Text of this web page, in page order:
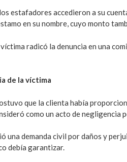
estafadores accedieron a su
en su nombre, cuyo monto
radicó la denuncia en una
de la víctima
que la clienta había
como un acto de negligencia
una demanda civil por daños y
debía garantizar.